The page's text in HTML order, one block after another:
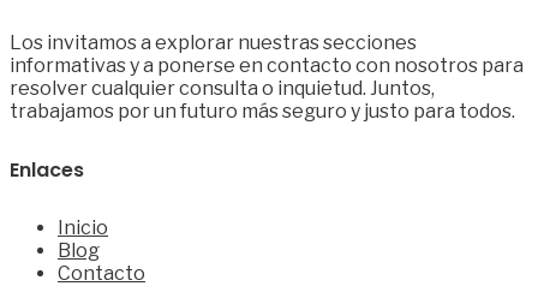
Los invitamos a explorar nuestras secciones
informativas y a ponerse en contacto con nosotros para
resolver cualquier consulta o inquietud. Juntos,
trabajamos por un futuro más seguro y justo para todos.
Enlaces
Inicio
Blog
Contacto